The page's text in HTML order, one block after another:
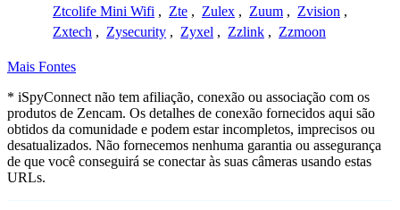
Ztcolife Mini Wifi , Zte , Zulex , Zuum , Zvision ,
Zxtech , Zysecurity , Zyxel , Zzlink , Zzmoon
Mais Fontes
* iSpyConnect não tem afiliação, conexão ou associação com os
produtos de Zencam. Os detalhes de conexão fornecidos aqui são
obtidos da comunidade e podem estar incompletos, imprecisos ou
desatualizados. Não fornecemos nenhuma garantia ou assegurança
de que você conseguirá se conectar às suas câmeras usando estas
URLs.